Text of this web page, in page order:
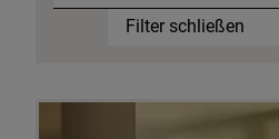
Filter schließen